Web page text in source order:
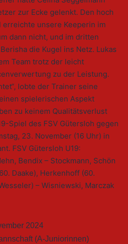
zur Ecke gelenkt. Den hoch
unsere Keeperin im
dann nicht, und im dritten
die Kugel ins Netz. Lukas
Team trotz der leicht
zu der Leistung.
lobte der Trainer seine
spielerischen Aspekt
zu keinem Qualitätsverlust
Spiel des FSV Gütersloh gegen
23. November (16 Uhr) in
FSV Gütersloh U19:
Bendix – Stockmann, Schön
Daake), Herkenhoff (60.
– Wisniewski, Marczak
2024
(A-Juniorinnen)